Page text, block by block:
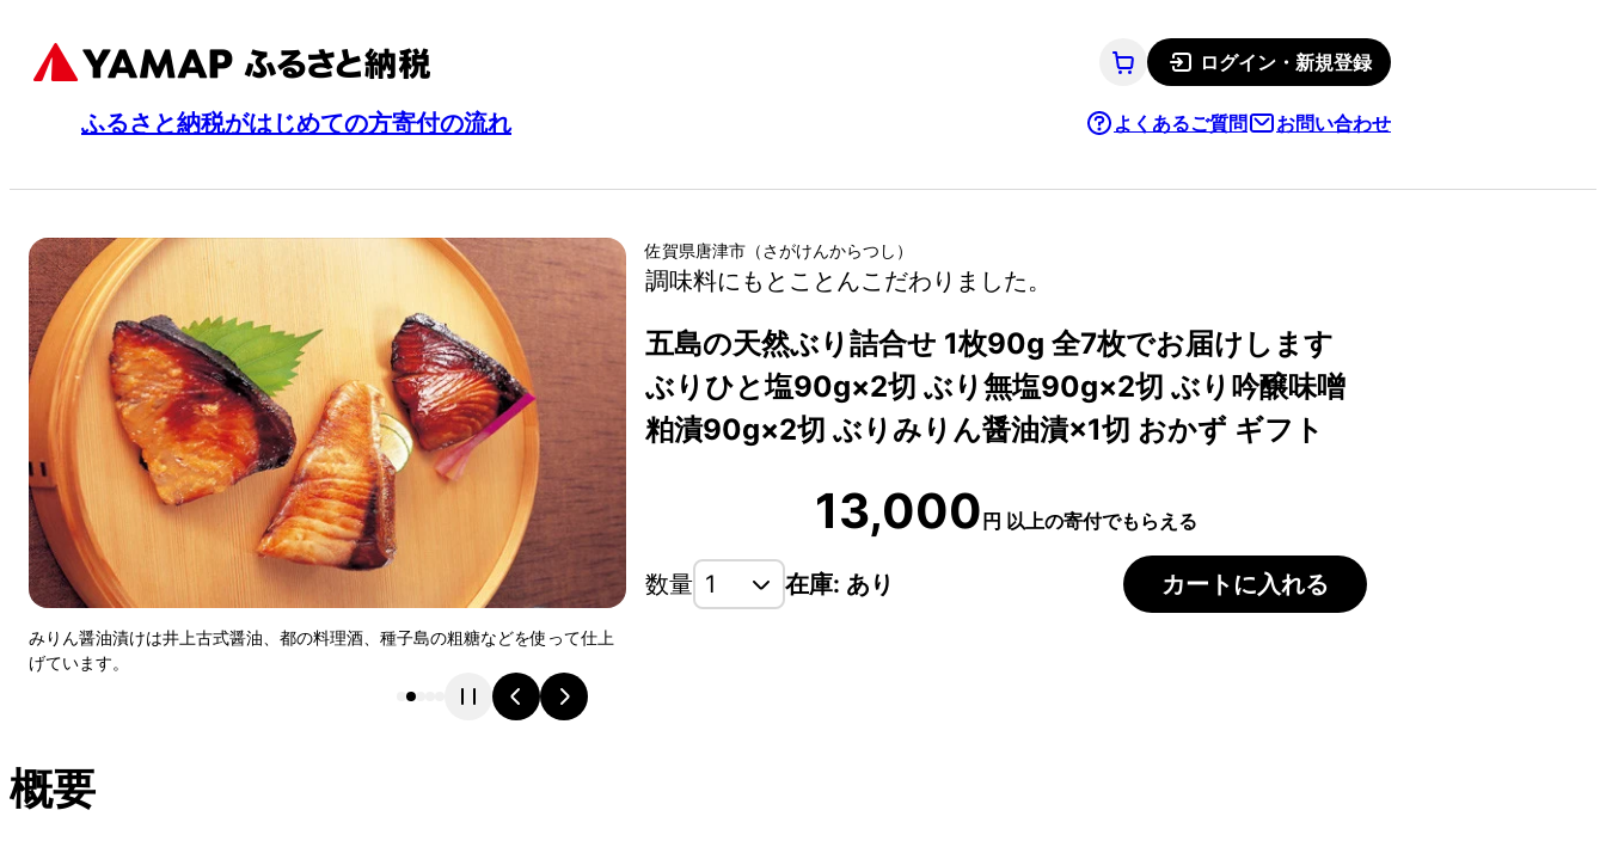
ログイン・新規登録
ふるさと納税がはじめての方寄付の流れ よくあるご質問 お問い合わせ
みりん醤油漬けは井上古式醤油、都の料理酒、種子島の粗糖などを使って仕上
げています。
佐賀県唐津市 （さがけんからつし ）
調味料にもとことんこだわりました。
五島の天然ぶり詰合せ 1枚90g 全7枚でお届けします
ぶりひと塩90g×2切 ぶり無塩90g×2切 ぶり吟醸味噌
粕漬90g×2切 ぶりみりん醤油漬×1切 おかず ギフト
13,000円 以上の寄付でもらえる
数量 在庫: あり カートに入れる
概要